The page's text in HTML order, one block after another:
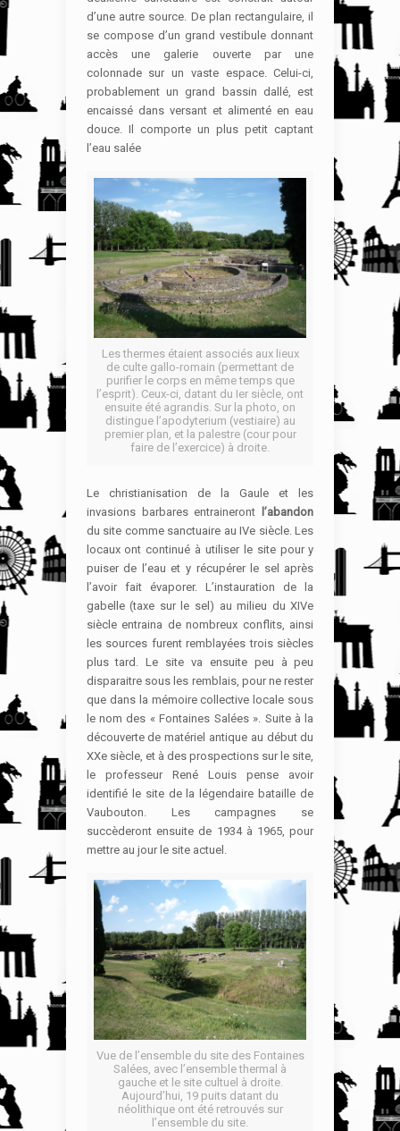
d’une autre source. De plan rectangulaire, il
se compose d’un grand vestibule donnant
accès une galerie ouverte par une
colonnade sur un vaste espace. Celui-ci,
probablement un grand bassin dallé, est
encaissé dans versant et alimenté en eau
douce. Il comporte un plus petit captant
l’eau salée
Les thermes étaient associés aux lieux
de culte gallo-romain (permettant de
purifier le corps en même temps que
l’esprit). Ceux-ci, datant du Ier siècle, ont
ensuite été agrandis. Sur la photo, on
distingue l’apodyterium (vestiaire) au
premier plan, et la palestre (cour pour
faire de l’exercice) à droite.
Le christianisation de la Gaule et les
invasions barbares entraineront
l’abandon
du site comme sanctuaire au IVe siècle. Les
locaux ont continué à utiliser le site pour y
puiser de l’eau et y récupérer le sel après
l’avoir fait évaporer. L’instauration de la
gabelle (taxe sur le sel) au milieu du XIVe
siècle entraina de nombreux conflits, ainsi
les sources furent remblayées trois siècles
plus tard. Le site va ensuite peu à peu
disparaitre sous les remblais, pour ne rester
que dans la mémoire collective locale sous
le nom des « Fontaines Salées ». Suite à la
découverte de matériel antique au début du
XXe siècle, et à des prospections sur le site,
le professeur René Louis pense avoir
identifié le site de la légendaire bataille de
Vaubouton. Les campagnes se
succèderont ensuite de 1934 à 1965, pour
mettre au jour le site actuel.
Vue de l’ensemble du site des Fontaines
Salées, avec l’ensemble thermal à
gauche et le site cultuel à droite.
Aujourd’hui, 19 puits datant du
néolithique ont été retrouvés sur
l’ensemble du site.